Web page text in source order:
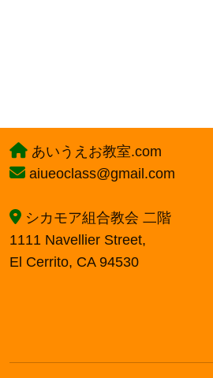
あいうえお教室.com
aiueoclass@gmail.com
シカモア組合教会 二階
1111 Navellier Street,
El Cerrito, CA 94530